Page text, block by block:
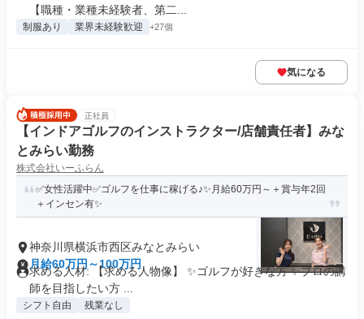
【職種・業種未経験者、第二...
制服あり 業界未経験歓迎 +27個
気になる
正社員
【インドアゴルフのインストラクター/店舗責任者】みな
とみらい勤務
株式会社いーふらん
✅女性活躍中✅ゴルフを仕事に稼げる♪✨月給60万円～＋賞与年2回
＋インセン有✨
神奈川県横浜市西区みなとみらい
月給60万円～100万円
求める人材: 【求める人物像】 ✨ゴルフが好きな方 ✨プロの講
師を目指したい方 ...
シフト自由 残業なし